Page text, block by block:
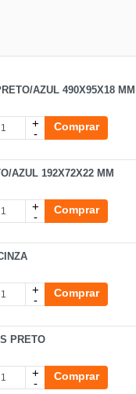
AZUL 490X95X18 MM
+
-
Comprar
AZUL 192X72X22 MM
+
-
Comprar
+
-
Comprar
PRETO
+
-
Comprar